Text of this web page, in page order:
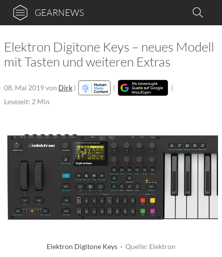
GEARNEWS
Elektron Digitone Keys – neues Modell
mit Tasten und weiteren Extras
08. Mai 2019von Dirk | |
|
Lesezeit: 2 Min
Elektron Digitone Keys · Quelle: Elektron